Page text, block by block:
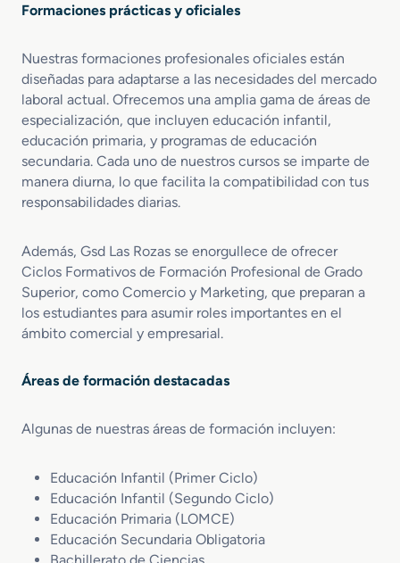
Formaciones prácticas y oficiales
Nuestras formaciones profesionales oficiales están
diseñadas para adaptarse a las necesidades del mercado
laboral actual. Ofrecemos una amplia gama de áreas de
especialización, que incluyen educación infantil,
educación primaria, y programas de educación
secundaria. Cada uno de nuestros cursos se imparte de
manera diurna, lo que facilita la compatibilidad con tus
responsabilidades diarias.
Además, Gsd Las Rozas se enorgullece de ofrecer
Ciclos Formativos de Formación Profesional de Grado
Superior, como Comercio y Marketing, que preparan a
los estudiantes para asumir roles importantes en el
ámbito comercial y empresarial.
Áreas de formación destacadas
Algunas de nuestras áreas de formación incluyen:
Educación Infantil (Primer Ciclo)
Educación Infantil (Segundo Ciclo)
Educación Primaria (LOMCE)
Educación Secundaria Obligatoria